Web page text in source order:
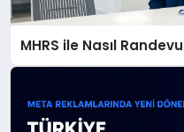
MHRS ile Nasıl Randevu